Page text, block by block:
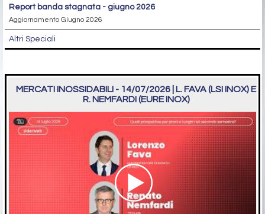
report banda stagnata - giugno 2026
Aggiornamento Giugno 2026
Altri Speciali
MERCATI INOSSIDABILI - 14/07/2026 | L. FAVA (LSI INOX) E
R. NEMFARDI (EURE INOX)